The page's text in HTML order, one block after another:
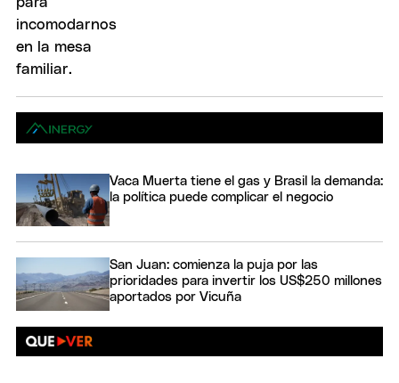
Vaca Muerta tiene el gas y Brasil la demanda:
la política puede complicar el negocio
San Juan: comienza la puja por las
prioridades para invertir los US$250 millones
aportados por Vicuña